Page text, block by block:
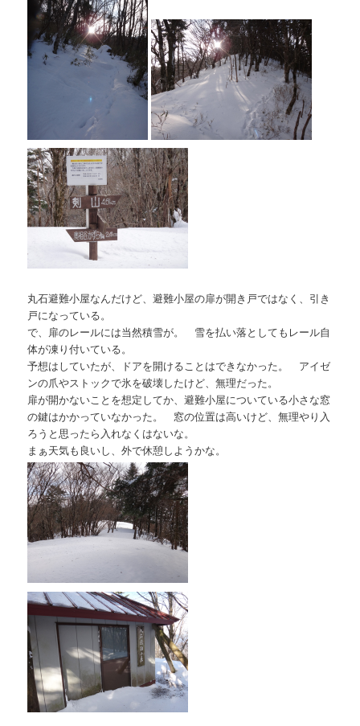
丸石避難小屋なんだけど、避難小屋の扉が開き戸ではなく、引き
戸になっている。
で、扉のレールには当然積雪が。 雪を払い落としてもレール自
体が凍り付いている。
予想はしていたが、ドアを開けることはできなかった。 アイゼ
ンの爪やストックで氷を破壊したけど、無理だった。
扉が開かないことを想定してか、避難小屋についている小さな窓
の鍵はかかっていなかった。 窓の位置は高いけど、無理やり入
ろうと思ったら入れなくはないな。
まぁ天気も良いし、外で休憩しようかな。